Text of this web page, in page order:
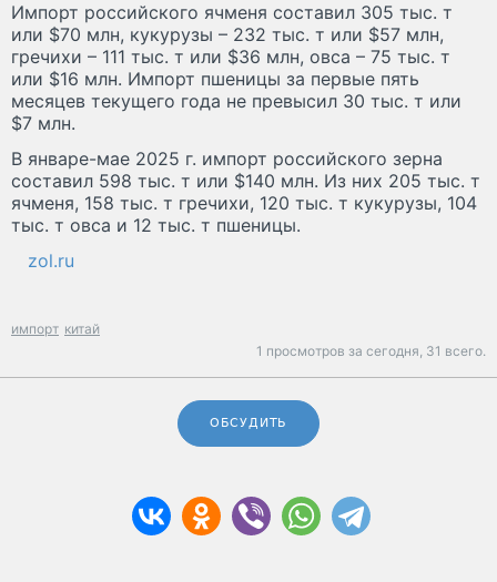
Импорт российского ячменя составил 305 тыс. т
или $70 млн, кукурузы – 232 тыс. т или $57 млн,
гречихи – 111 тыс. т или $36 млн, овса – 75 тыс. т
или $16 млн. Импорт пшеницы за первые пять
месяцев текущего года не превысил 30 тыс. т или
$7 млн.
В январе-мае 2025 г. импорт российского зерна
составил 598 тыс. т или $140 млн. Из них 205 тыс. т
ячменя, 158 тыс. т гречихи, 120 тыс. т кукурузы, 104
тыс. т овса и 12 тыс. т пшеницы.
zol.ru
импорт китай
1 просмотров за сегодня, 31 всего.
ОБСУДИТЬ